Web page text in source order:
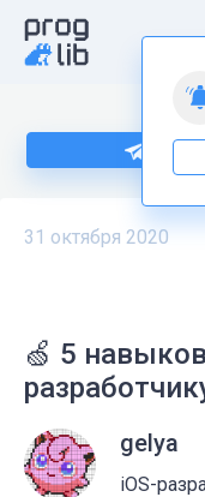
31 октября 2020
🍏 5
gelya
iOS-